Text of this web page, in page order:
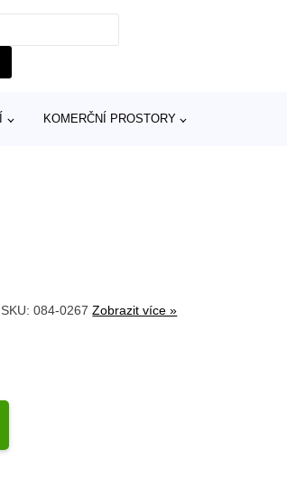
KOMERČNÍ PROSTORY
. SKU: 084-0267Zobrazit více »